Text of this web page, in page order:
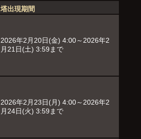
塔出現期間
2026年2月20日(金) 4:00～2026年2
月21日(土) 3:59まで
2026年2月23日(月) 4:00～2026年2
月24日(火) 3:59まで